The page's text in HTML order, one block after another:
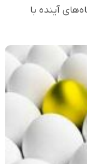
آینده با